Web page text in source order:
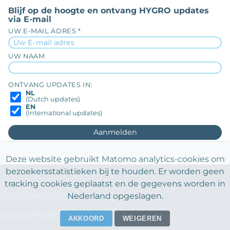
Blijf op de hoogte en ontvang HYGRO updates
via E-mail
UW E-MAIL ADRES *
UW NAAM
ONTVANG UPDATES IN:
NL
(Dutch updates)
EN
(International updates)
Privacy verklaring
© 2026 HYGRO
Deze website gebruikt Matomo analytics-cookies om
bezoekersstatistieken bij te houden. Er worden geen
tracking cookies geplaatst en de gegevens worden in
Nederland opgeslagen.
AKKOORD WEIGEREN